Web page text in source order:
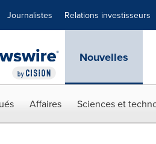
Journalistes Relations investisseurs
Nouvelles
Affaires Sciences et